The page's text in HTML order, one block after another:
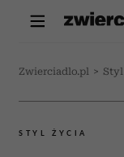
Zwierciadlo.pl >
STYL ŻYCIA